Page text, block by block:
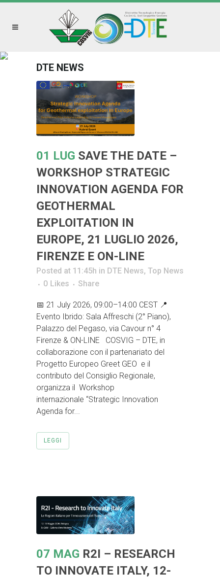
DTE NEWS
01 LUG SAVE THE DATE –
WORKSHOP STRATEGIC
INNOVATION AGENDA FOR
GEOTHERMAL
EXPLOITATION IN
EUROPE, 21 LUGLIO 2026,
FIRENZE E ON-LINE
Posted at 11:45h in DTE News, Top News
0 Likes Share
📅 21 July 2026, 09:00–14:00 CEST 📍
Evento Ibrido: Sala Affreschi (2° Piano),
Palazzo del Pegaso, via Cavour n° 4
Firenze & ON-LINE COSVIG – DTE, in
collaborazione con il partenariato del
Progetto Europeo Greet GEO e il
contributo del Consiglio Regionale,
organizza il Workshop
internazionale “Strategic Innovation
Agenda for...
LEGGI
07 MAG R2I – RESEARCH
TO INNOVATE ITALY, 12-